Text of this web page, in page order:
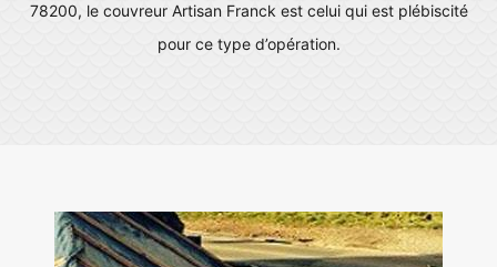
78200, le couvreur Artisan Franck est celui qui est plébiscité
pour ce type d’opération.